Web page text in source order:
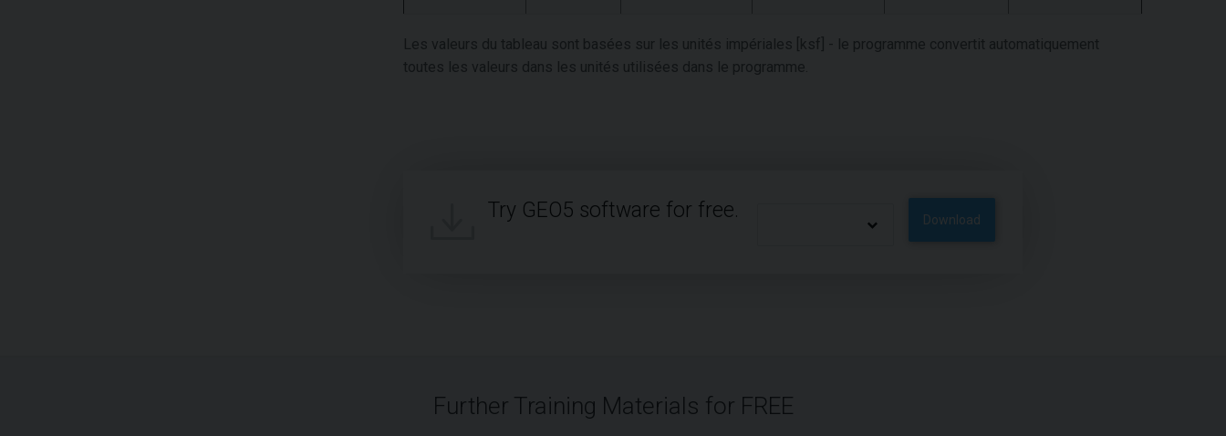
Les valeurs du tableau sont basées sur les unités impériales [ksf] - le programme convertit automatiquement
toutes les valeurs dans les unités utilisées dans le programme.
Try GEO5 software for free. Download
Further Training Materials for FREE